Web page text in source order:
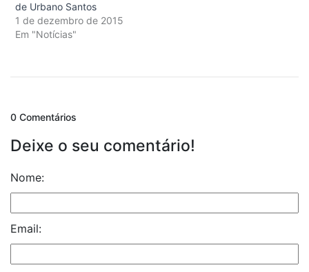
de Urbano Santos
1 de dezembro de 2015
Em "Notícias"
0 Comentários
Deixe o seu comentário!
Nome:
Email: